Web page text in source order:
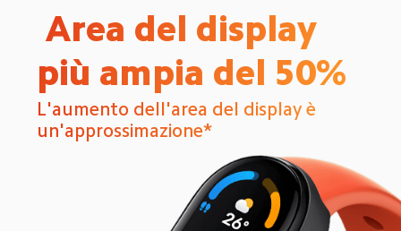
Area del display
più ampia del 50%
L'aumento dell'area del display è
un'approssimazione*